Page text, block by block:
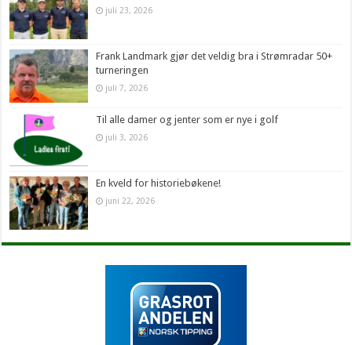
juli 23, 2026
Frank Landmark gjør det veldig bra i Strømradar 50+
turneringen
juli 7, 2026
Til alle damer og jenter som er nye i golf
juli 3, 2026
En kveld for historiebøkene!
juni 22, 2026